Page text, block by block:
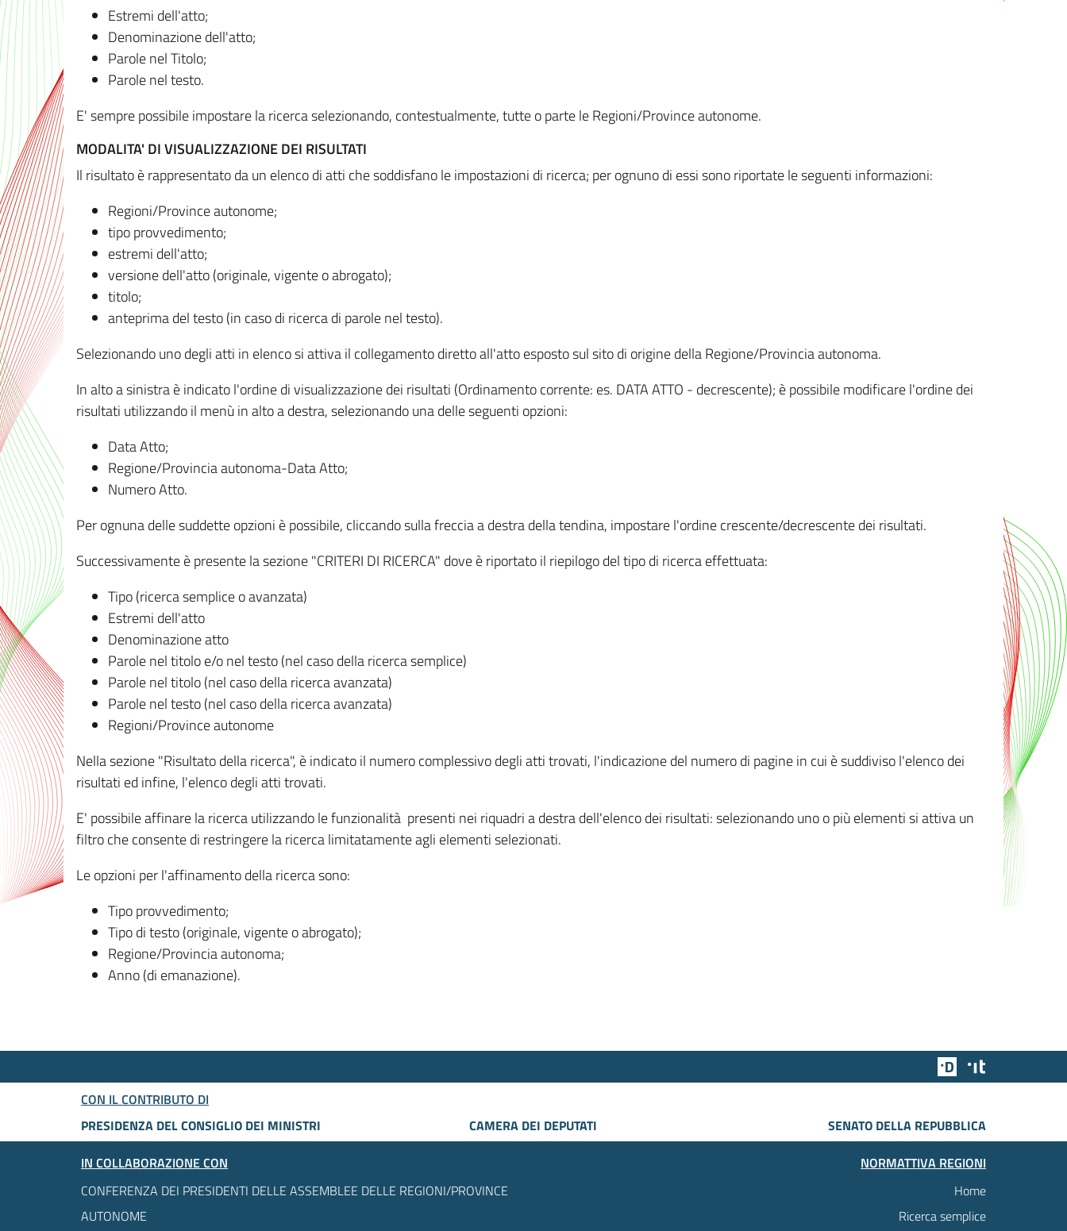
Estremi dell'atto;
Denominazione dell'atto;
Parole nel Titolo;
Parole nel testo.
E' sempre possibile impostare la ricerca selezionando, contestualmente, tutte o parte le Regioni/Province autonome.
MODALITA' DI VISUALIZZAZIONE DEI RISULTATI
Il risultato è rappresentato da un elenco di atti che soddisfano le impostazioni di ricerca; per ognuno di essi sono riportate le seguenti informazioni:
Regioni/Province autonome;
tipo provvedimento;
estremi dell'atto;
versione dell'atto (originale, vigente o abrogato);
titolo;
anteprima del testo (in caso di ricerca di parole nel testo).
Selezionando uno degli atti in elenco si attiva il collegamento diretto all'atto esposto sul sito di origine della Regione/Provincia autonoma.
In alto a sinistra è indicato l'ordine di visualizzazione dei risultati (Ordinamento corrente: es. DATA ATTO - decrescente); è possibile modificare l'ordine dei
risultati utilizzando il menù in alto a destra, selezionando una delle seguenti opzioni:
Data Atto;
Regione/Provincia autonoma-Data Atto;
Numero Atto.
Per ognuna delle suddette opzioni è possibile, cliccando sulla freccia a destra della tendina, impostare l'ordine crescente/decrescente dei risultati.
Successivamente è presente la sezione "CRITERI DI RICERCA" dove è riportato il riepilogo del tipo di ricerca effettuata:
Tipo (ricerca semplice o avanzata)
Estremi dell'atto
Denominazione atto
Parole nel titolo e/o nel testo (nel caso della ricerca semplice)
Parole nel titolo (nel caso della ricerca avanzata)
Parole nel testo (nel caso della ricerca avanzata)
Regioni/Province autonome
Nella sezione "Risultato della ricerca", è indicato il numero complessivo degli atti trovati, l'indicazione del numero di pagine in cui è suddiviso l'elenco dei
risultati ed infine, l'elenco degli atti trovati.
E' possibile affinare la ricerca utilizzando le funzionalità presenti nei riquadri a destra dell'elenco dei risultati: selezionando uno o più elementi si attiva un
filtro che consente di restringere la ricerca limitatamente agli elementi selezionati.
Le opzioni per l'affinamento della ricerca sono:
Tipo provvedimento;
Tipo di testo (originale, vigente o abrogato);
Regione/Provincia autonoma;
Anno (di emanazione).
Team Digitale
CON IL CONTRIBUTO DI
PRESIDENZA DEL CONSIGLIO DEI MINISTRI
CAMERA DEI DEPUTATI
SENATO DELLA REPUBBLICA
IN COLLABORAZIONE CON
CONFERENZA DEI PRESIDENTI DELLE ASSEMBLEE DELLE REGIONI/PROVINCE
AUTONOME
NORMATTIVA REGIONI
Home
Ricerca semplice